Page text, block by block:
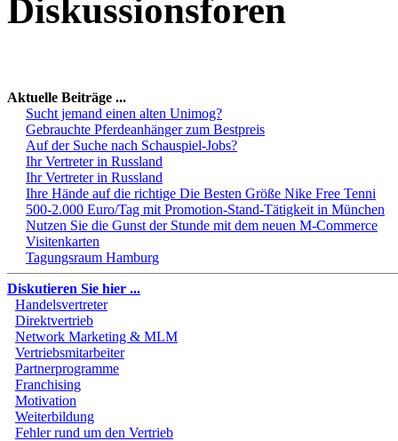
Diskussionsforen
Aktuelle Beiträge ...
Sucht jemand einen alten Unimog?
Gebrauchte Pferdeanhänger zum Bestpreis
Auf der Suche nach Schauspiel-Jobs?
Ihr Vertreter in Russland
Ihr Vertreter in Russland
Ihre Hände auf die richtige Die Besten Größe Nike Free Tenni
500-2.000 Euro/Tag mit Promotion-Stand-Tätigkeit in München
Nutzen Sie die Gunst der Stunde mit dem neuen M-Commerce
Visitenkarten
Tagungsraum Hamburg
Diskutieren Sie hier ...
Handelsvertreter
Direktvertrieb
Network Marketing & MLM
Vertriebsmitarbeiter
Partnerprogramme
Franchising
Motivation
Weiterbildung
Fehler rund um den Vertrieb